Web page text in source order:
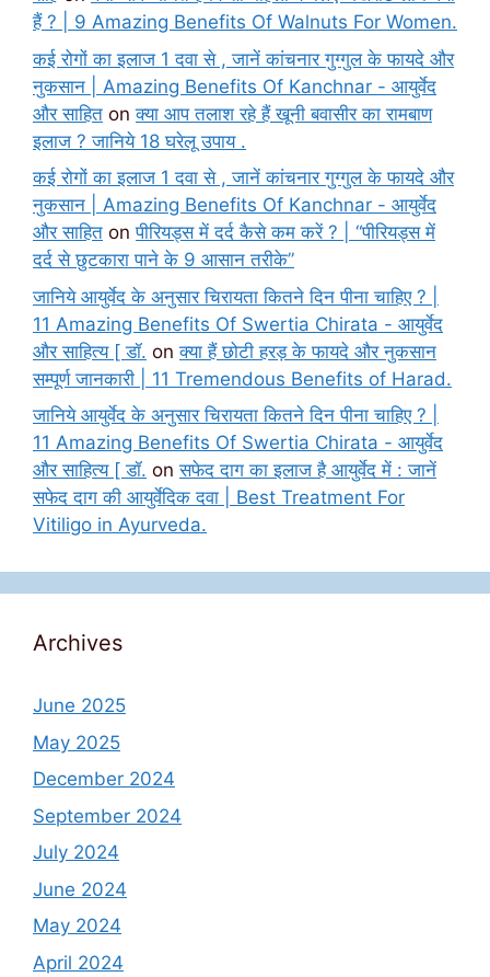
हैं ? | 9 Amazing Benefits Of Walnuts For Women.
कई रोगों का इलाज 1 दवा से , जानें कांचनार गुग्गुल के फायदे और
नुकसान | Amazing Benefits Of Kanchnar - आयुर्वेद
और साहित onक्या आप तलाश रहे हैं खूनी बवासीर का रामबाण
इलाज ? जानिये 18 घरेलू उपाय .
कई रोगों का इलाज 1 दवा से , जानें कांचनार गुग्गुल के फायदे और
नुकसान | Amazing Benefits Of Kanchnar - आयुर्वेद
और साहित onपीरियड्स में दर्द कैसे कम करें ? | “पीरियड्स में
दर्द से छुटकारा पाने के 9 आसान तरीके”
जानिये आयुर्वेद के अनुसार चिरायता कितने दिन पीना चाहिए ? |
11 Amazing Benefits Of Swertia Chirata - आयुर्वेद
और साहित्य [ डॉ. onक्या हैं छोटी हरड़ के फायदे और नुकसान
सम्पूर्ण जानकारी | 11 Tremendous Benefits of Harad.
जानिये आयुर्वेद के अनुसार चिरायता कितने दिन पीना चाहिए ? |
11 Amazing Benefits Of Swertia Chirata - आयुर्वेद
और साहित्य [ डॉ. onसफेद दाग का इलाज है आयुर्वेद में : जानें
सफेद दाग की आयुर्वेदिक दवा | Best Treatment For
Vitiligo in Ayurveda.
Archives
June 2025
May 2025
December 2024
September 2024
July 2024
June 2024
May 2024
April 2024